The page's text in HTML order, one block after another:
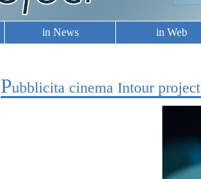
in News in Web
pubblicita cinema Intour project